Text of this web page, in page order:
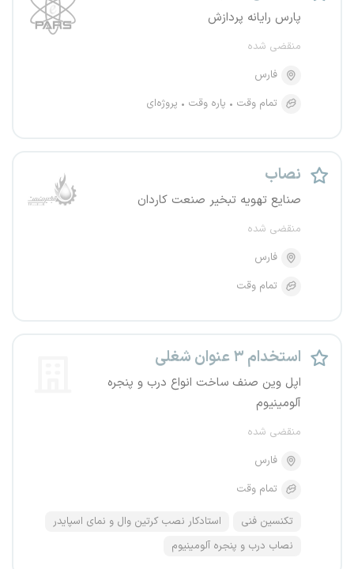
پارس رایانه پردازش
منقضی شده
فارس
تمام وقت
پاره وقت پروژه‌ای
نصاب
صنایع تهویه تبخیر صنعت کاردان
منقضی شده
فارس
تمام وقت
استخدام ۳ عنوان شغلی
اپل وین صنف ساخت انواع درب و پنجره
آلومینیوم
منقضی شده
فارس
تمام وقت
تکنسین فنی
استادکار نصب کرتین وال و نمای اسپایدر
نصاب درب و پنجره آلومینیوم